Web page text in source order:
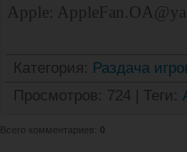
Apple:
Категория: Раздача
Просмотров: 724 Теги :
Всего комментариев: 0